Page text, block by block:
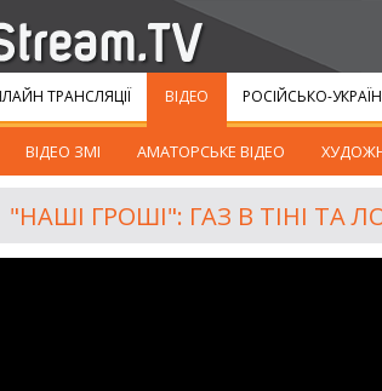
ТРАНСЛЯЦІЇ ВІДЕО
ВІДЕО ЗМІ АМАТОРСЬКЕ ВІДЕО
РОСІЙСЬКО-
"НАШІ ГРОШІ": ГАЗ В ТІНІ ТА